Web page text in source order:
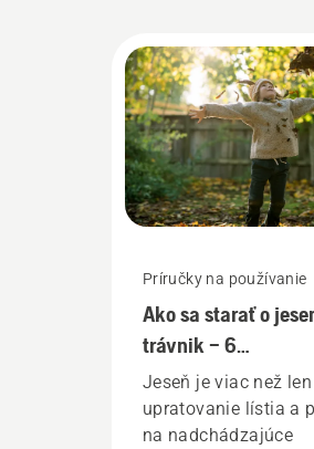
Príručky na používanie
Ako sa starať o
trávnik – 6
najužitočnejších rád
Jeseň je viac než len
upratovanie lístia a
na nadchádzajúce